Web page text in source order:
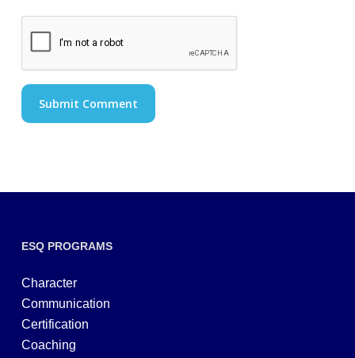
ESQ PROGRAMS
Character
Communication
Certification
Coaching